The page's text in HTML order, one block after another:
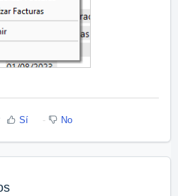
Sí No